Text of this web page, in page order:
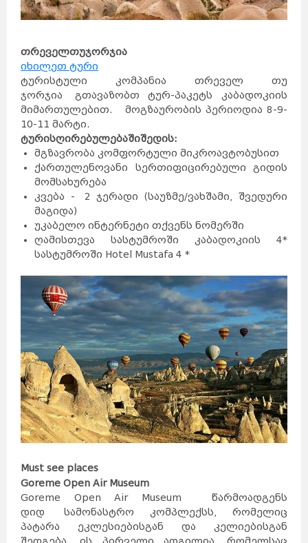
თრეველთუჯორჯია
იხილეთ ტური
ტურისტული კომპანია თრეველ თუ
ჯორჯია
გთავაზობთ ტურ-პაკეტს კაბადოკიის
მიმართულებით. მოგზაურობის პერიოდია 8-9-
10-11 მარტი.
ტურისღირებულებაშიშედის:
მგზავრობა კომფორტული მიკროავტობუსით
ქართულენოვანი სერთიფიცირებული გიდის
მომსახურება
კვება - 2 ჯერადი (საუზმე/ვახშამი, შვედური
მაგიდა)
უკაბელო ინტერნეტი თქვენს ნომერში
ღამისთევა სასტუმროში კაბადოკიის 4*
სასტუმროში Hotel Mustafa 4 *
Must see places
Goreme Open Air Museum
Goreme Open Air Museum წარმოადგენს
დიდ სამონასტრო კომპლექსს, რომელიც
პატარა ეკლესიებისგან და კელიებისგან